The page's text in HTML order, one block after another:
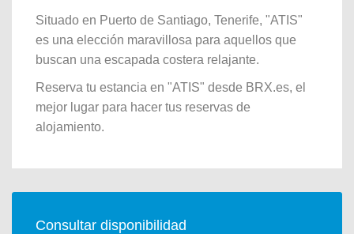
Situado en Puerto de Santiago, Tenerife, "ATIS"
es una elección maravillosa para aquellos que
buscan una escapada costera relajante.
Reserva tu estancia en "ATIS" desde BRX.es, el
mejor lugar para hacer tus reservas de
alojamiento.
Consultar disponibilidad